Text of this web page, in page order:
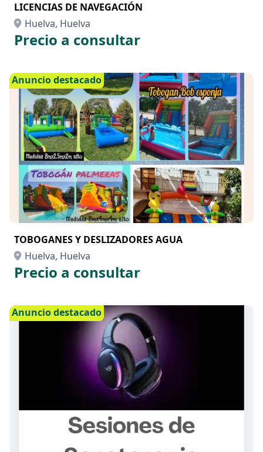
LICENCIAS DE NAVEGACIÓN
Huelva, Huelva
Precio a consultar
Anuncio destacado
TOBOGANES Y DESLIZADORES AGUA
Huelva, Huelva
Precio a consultar
Anuncio destacado